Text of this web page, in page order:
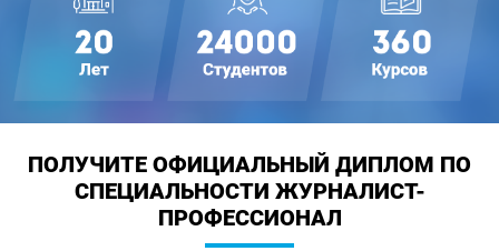
ПОЛУЧИТЕ ОФИЦИАЛЬНЫЙ ДИПЛОМ ПО
СПЕЦИАЛЬНОСТИ ЖУРНАЛИСТ-
ПРОФЕССИОНАЛ